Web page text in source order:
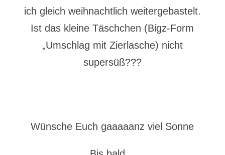
ich gleich weihnachtlich weitergebastelt.
Ist das kleine Täschchen (Bigz-Form
„Umschlag mit Zierlasche) nicht
supersüß???
Wünsche Euch gaaaaanz viel Sonne